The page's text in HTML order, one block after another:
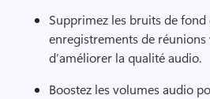
Supprimez les bruits de fond
enregistrements de
d’améliorer la qualité audio.
Boostez les volumes audio